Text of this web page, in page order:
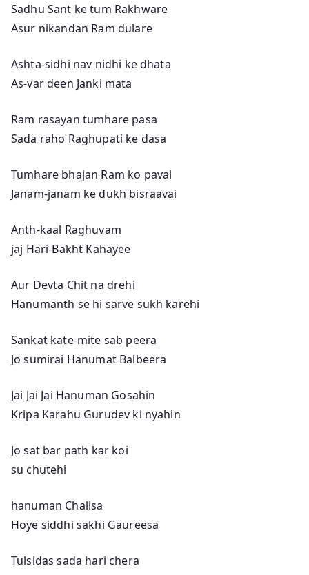
Sadhu Sant ke tum Rakhware
Asur nikandan Ram dulare
Ashta-sidhi nav nidhi ke dhata
As-var deen Janki mata
Ram rasayan tumhare pasa
Sada raho Raghupati ke dasa
Tumhare bhajan Ram ko pavai
Janam-janam ke dukh bisraavai
Anth-kaal Raghuvam
jaj Hari-Bakht Kahayee
Aur Devta Chit na drehi
Hanumanth se hi sarve sukh karehi
Sankat kate-mite sab peera
Jo sumirai Hanumat Balbeera
Jai Jai Jai Hanuman Gosahin
Kripa Karahu Gurudev ki nyahin
Jo sat bar path kar koi
su chutehi
hanuman Chalisa
Hoye siddhi sakhi Gaureesa
Tulsidas sada hari chera